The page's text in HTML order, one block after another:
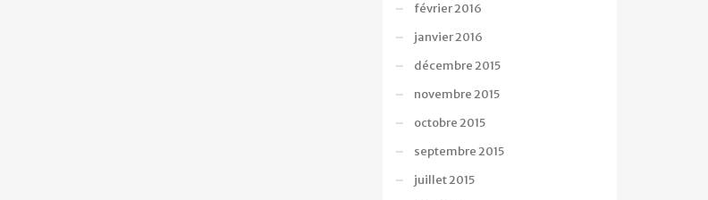
février 2016
janvier 2016
décembre 2015
novembre 2015
octobre 2015
septembre 2015
juillet 2015